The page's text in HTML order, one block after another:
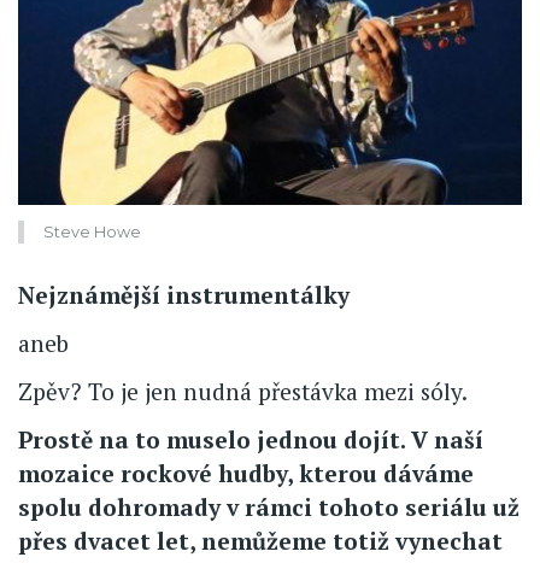
Steve Howe
Nejznámější instrumentálky
aneb
Zpěv? To je jen nudná přestávka mezi sóly.
Prostě na to muselo jednou dojít. V naší
mozaice rockové hudby, kterou dáváme
spolu dohromady v rámci tohoto seriálu už
přes dvacet let, nemůžeme totiž vynechat